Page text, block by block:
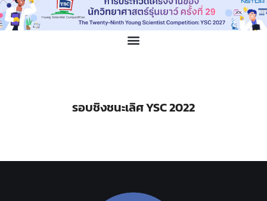
รอบชิงชนะเลิศ YSC 2022